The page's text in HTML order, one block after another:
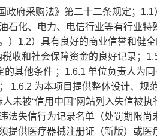
政府采购法》第二十二条规定；
石化、电力、电信行业等有行业
）1.2）具有良好的商业信誉和健
收和社会保障资金的良好记录；
的其他条件 ；1.6.1 单位负责人为
1.6.2 为本项目提供整体设计、
未被“信用中国”网站列入失信被
法失信行为记录名单（处罚期限
提供医疗器械注册证（新版）或